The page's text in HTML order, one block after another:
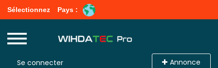
Sélectionnez Pays :
Se connecter Annonce